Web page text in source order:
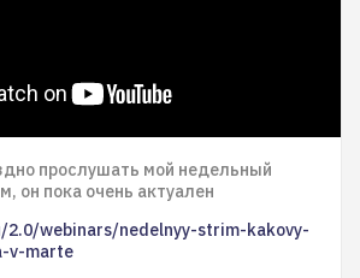
прослушать мой недельный
он пока очень актуален
webinars/nedelnyy-strim-kakovy-
v-marte